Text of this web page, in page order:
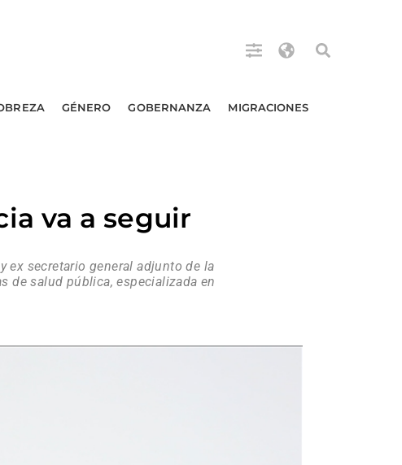
GÉNERO GOBERNANZA MIGRACIONES
va a seguir
ex secretario general adjunto de la
de salud pública, especializada en